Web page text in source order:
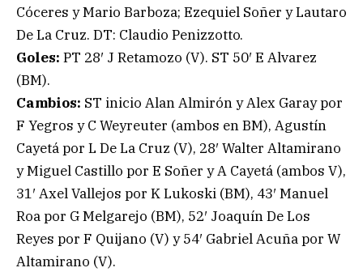
Cóceres y Mario Barboza; Ezequiel Soñer y Lautaro
De La Cruz. DT: Claudio Penizzotto.
Goles: PT 28′ J Retamozo (V). ST 50′ E Alvarez
(BM).
Cambios: ST inicio Alan Almirón y Alex Garay por
F Yegros y C Weyreuter (ambos en BM), Agustín
Cayetá por L De La Cruz (V), 28′ Walter Altamirano
y Miguel Castillo por E Soñer y A Cayetá (ambos V),
31′ Axel Vallejos por K Lukoski (BM), 43′ Manuel
Roa por G Melgarejo (BM), 52′ Joaquín De Los
Reyes por F Quijano (V) y 54′ Gabriel Acuña por W
Altamirano (V).